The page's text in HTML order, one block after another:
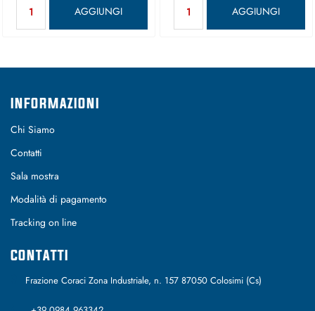
AGGIUNGI AGGIUNGI
INFORMAZIONI
Chi Siamo
Contatti
Sala mostra
Modalità di pagamento
Tracking on line
CONTATTI
Frazione Coraci Zona Industriale, n. 157 87050 Colosimi (Cs)